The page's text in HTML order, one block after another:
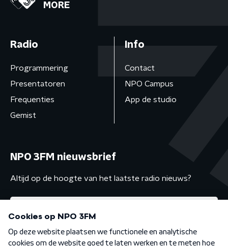
MORE
Radio
Programmering
Presentatoren
Frequenties
Gemist
Info
Contact
NPO Campus
App de studio
NPO 3FM nieuwsbrief
Altijd op de hoogte van het laatste radio nieuws?